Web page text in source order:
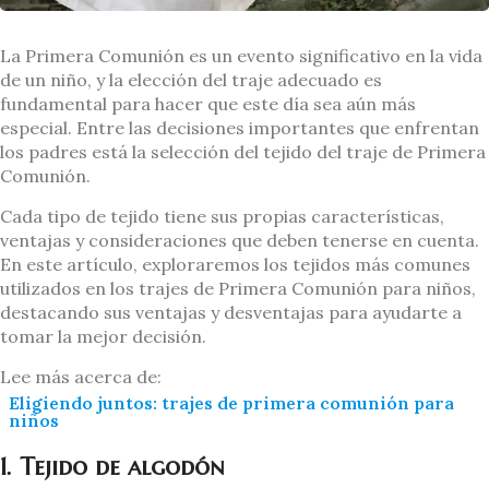
La Primera Comunión es un evento significativo en la vida
de un niño, y la elección del traje adecuado es
fundamental para hacer que este día sea aún más
especial. Entre las decisiones importantes que enfrentan
los padres está la selección del tejido del traje de Primera
Comunión.
Cada tipo de tejido tiene sus propias características,
ventajas y consideraciones que deben tenerse en cuenta.
En este artículo, exploraremos los tejidos más comunes
utilizados en los trajes de Primera Comunión para niños,
destacando sus ventajas y desventajas para ayudarte a
tomar la mejor decisión.
Lee más acerca de:
Eligiendo juntos: trajes de primera comunión para
niños
1. Tejido de algodón